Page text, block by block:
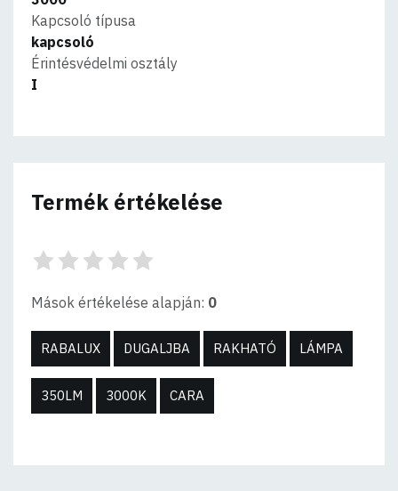
Kapcsoló típusa
kapcsoló
Érintésvédelmi osztály
I
Termék értékelése
Mások értékelése alapján: 0
RABALUX DUGALJBA RAKHATÓ LÁMPA
350LM 3000K CARA